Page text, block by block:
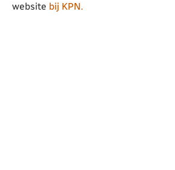
website bij KPN.